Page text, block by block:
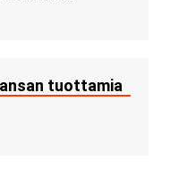
tuottamia